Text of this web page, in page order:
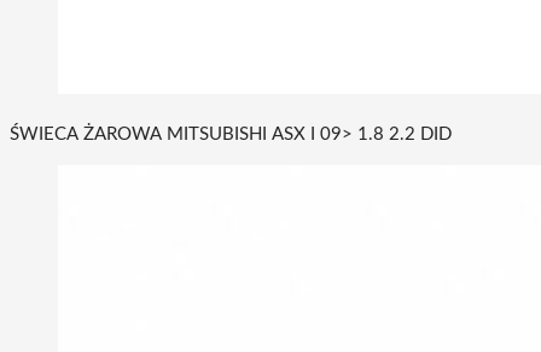
ŚWIECA ŻAROWA MITSUBISHI ASX I 09> 1.8 2.2 DID